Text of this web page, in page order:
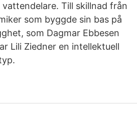
Till skillnad från
som byggde sin bas på
som Dagmar Ebbesen
Lili Ziedner en intellektuell